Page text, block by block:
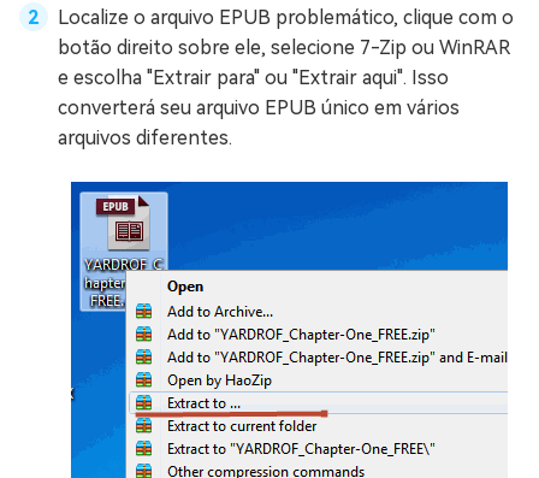
Localize o arquivo EPUB problemático, clique com o
botão direito sobre ele, selecione 7-Zip ou WinRAR
e escolha "Extrair para" ou "Extrair aqui". Isso
converterá seu arquivo EPUB único em vários
arquivos diferentes.